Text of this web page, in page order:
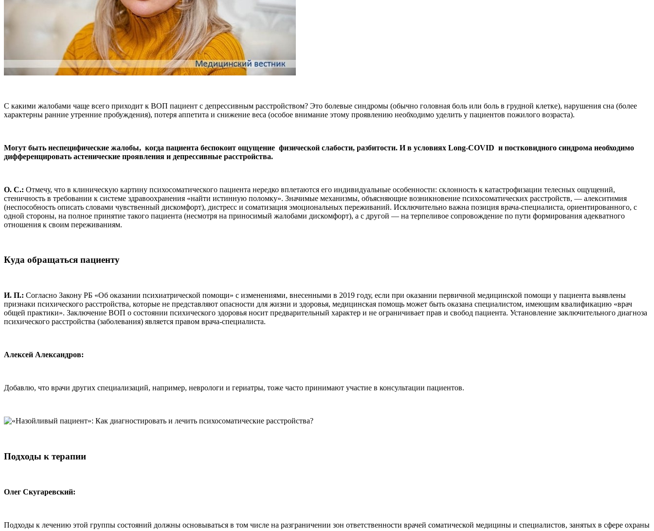
С какими жалобами чаще всего приходит к ВОП пациент с депрессивным расстройством? Это болевые синдромы (обычно головная боль или боль в грудной клетке), нарушения сна (более
характерны ранние утренние пробуждения), потеря аппетита и снижение веса (особое внимание этому проявлению необходимо уделить у пациентов пожилого возраста).
Могут быть неспецифические жалобы, когда пациента беспокоит ощущение физической слабости, разбитости. И в условиях Long-COVID и постковидного синдрома необходимо
дифференцировать астенические проявления и депрессивные расстройства.
О. С.: Отмечу, что в клиническую картину психосоматического пациента нередко вплетаются его индивидуальные особенности: склонность к катастрофизации телесных ощущений,
стеничность в требовании к системе здравоохранения «найти истинную поломку». Значимые механизмы, объясняющие возникновение психосоматических расстройств, — алекситимия
(неспособность описать словами чувственный дискомфорт), дистресс и соматизация эмоциональных переживаний. Исключительно важна позиция врача-специалиста, ориентированного, с
одной стороны, на полное принятие такого пациента (несмотря на приносимый жалобами дискомфорт), а с другой — на терпеливое сопровождение по пути формирования адекватного
отношения к своим переживаниям.
Куда обращаться пациенту
И. П.: Согласно Закону РБ «Об оказании психиатрической помощи» с изменениями, внесенными в 2019 году, если при оказании первичной медицинской помощи у пациента выявлены
признаки психического расстройства, которые не представляют опасности для жизни и здоровья, медицинская помощь может быть оказана специалистом, имеющим квалификацию «врач
общей практики». Заключение ВОП о состоянии психического здоровья носит предварительный характер и не ограничивает прав и свобод пациента. Установление заключительного диагноза
психического расстройства (заболевания) является правом врача-специалиста.
Алексей Александров:
Добавлю, что врачи других специализаций, например, неврологи и гериатры, тоже часто принимают участие в консультации пациентов.
Подходы к терапии
Олег Скугаревский:
Подходы к лечению этой группы состояний должны основываться в том числе на разграничении зон ответственности врачей соматической медицины и специалистов, занятых в сфере охраны